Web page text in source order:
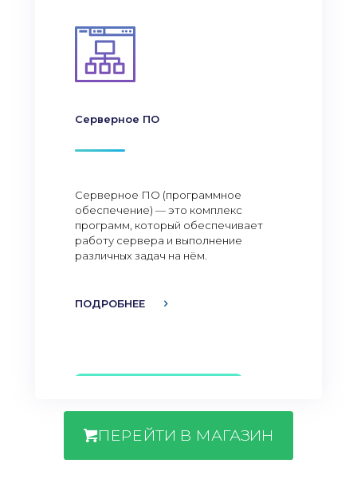
Серверное ПО
Серверное ПО (программное
обеспечение) — это комплекс
программ, который обеспечивает
работу сервера и выполнение
различных задач на нём.
ПОДРОБНЕЕ
ПЕРЕЙТИ В МАГАЗИН